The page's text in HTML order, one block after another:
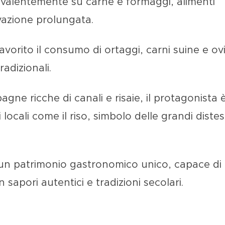
su carne e formaggi , alimenti
prolungata.
il consumo di ortaggi, carni suine e
ricche di canali e risaie, il protagonista
come il riso, simbolo delle grandi
patrimonio gastronomico unico, capace di
sapori autentici e tradizioni secolari.